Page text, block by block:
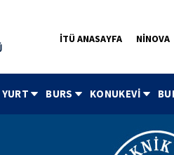
İTÜ ANASAYFA NİNOVA
YURT BURS KONUKEVİ